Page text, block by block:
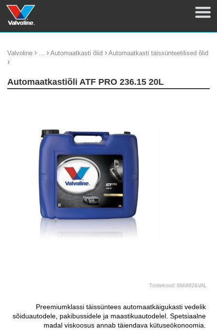
Valvoline › ... › Automaatkasti õlid › Automaatkasti täissünteetilised õlid
›
Automaatkastiõli ATF PRO 236.15 20L
Tootekood: 866882&VAL
Preemiumklassi täissüntees automaatkäigukasti vedelik
sõiduautodele, pakibussidele ja maastikuautodelel. Spetsiaalne
madal viskoosus annab täiendava kütuseökonoomia.